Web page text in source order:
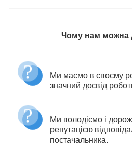
Чому нам можна
Ми маємо в своєму
значний досвід
Ми володіємо і
репутацією
постачальника.